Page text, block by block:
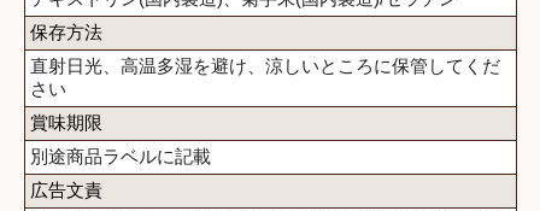
保存方法
直射日光、高温多湿を避け、涼しいところに保管してくだ
さい
賞味期限
別途商品ラベルに記載
広告文責